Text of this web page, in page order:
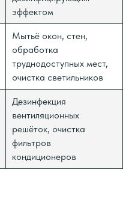
эффектом
Мытьё окон, стен,
обработка
труднодоступных мест,
очистка светильников
Дезинфекция
вентиляционных
решёток, очистка
фильтров
кондиционеров